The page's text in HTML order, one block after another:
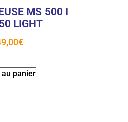
MS 500 I
LIGHT
€
panier